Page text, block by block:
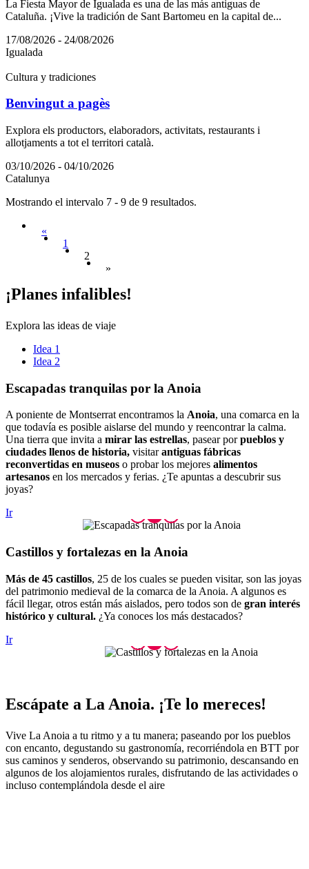
La Fiesta Mayor de Igualada es una de las más antiguas de
Cataluña. ¡Vive la tradición de Sant Bartomeu en la capital de...
17/08/2026 - 24/08/2026
Igualada
Cultura y tradiciones
Benvingut a pagès
Explora els productors, elaboradors, activitats, restaurants i
allotjaments a tot el territori català.
03/10/2026 - 04/10/2026
Catalunya
Mostrando el intervalo 7 - 9 de 9 resultados.
«
1
2
»
¡Planes infalibles!
Explora las ideas de viaje
Idea 1
Idea 2
Escapadas tranquilas por la Anoia
A poniente de Montserrat encontramos la Anoia, una comarca en la
que todavía es posible aislarse del mundo y reencontrar la calma.
Una tierra que invita a mirar las estrellas, pasear porpueblos y
ciudades llenos de historia, visitarantiguas fábricas
reconvertidas en museos o probar los mejores alimentos
artesanos en los mercados y ferias. ¿Te apuntas a descubrir sus
joyas?
Ir
Castillos y fortalezas en la Anoia
Más de 45 castillos, 25 de los cuales se pueden visitar, son las joyas
del patrimonio medieval de la comarca de la Anoia. A algunos es
fácil llegar, otros están más aislados, pero todos son de gran interés
histórico y cultural. ¿Ya conoces los más destacados?
Ir
Escápate a La Anoia. ¡Te lo mereces!
Vive La Anoia a tu ritmo y a tu manera; paseando por los pueblos
con encanto, degustando su gastronomía, recorriéndola en BTT por
sus caminos y senderos, observando su patrimonio, descansando en
algunos de los alojamientos rurales, disfrutando de las actividades o
incluso contemplándola desde el aire